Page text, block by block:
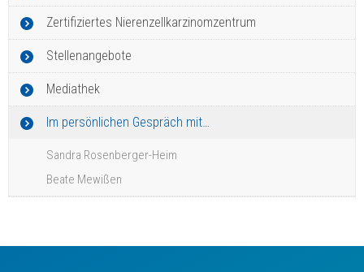
Zertifiziertes Nierenzellkarzinomzentrum
Stellenangebote
Mediathek
Im persönlichen Gespräch mit…
Sandra Rosenberger-Heim
Beate Mewißen